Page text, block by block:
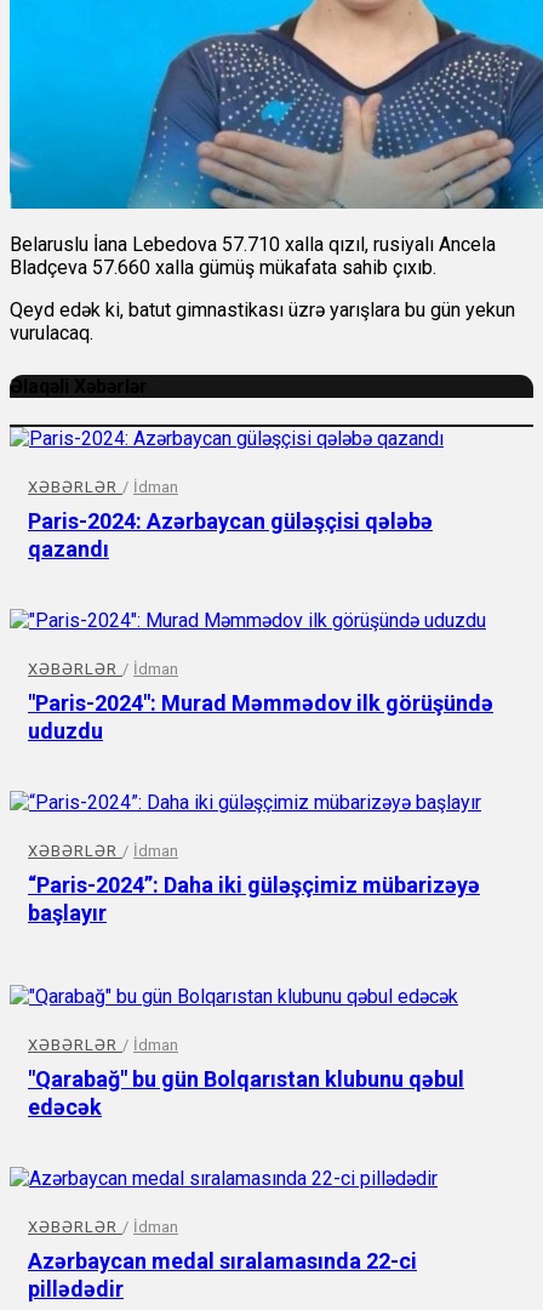
Belaruslu İana Lebedova 57.710 xalla qızıl, rusiyalı Ancela
Bladçeva 57.660 xalla gümüş mükafata sahib çıxıb.
Qeyd edək ki, batut gimnastikası üzrə yarışlara bu gün yekun
vurulacaq.
Əlaqəli Xəbərlər
XƏBƏRLƏR / İdman
Paris-2024: Azərbaycan güləşçisi qələbə
qazandı
XƏBƏRLƏR / İdman
"Paris-2024": Murad Məmmədov ilk görüşündə
uduzdu
XƏBƏRLƏR / İdman
“Paris-2024”: Daha iki güləşçimiz mübarizəyə
başlayır
XƏBƏRLƏR / İdman
"Qarabağ" bu gün Bolqarıstan klubunu qəbul
edəcək
XƏBƏRLƏR / İdman
Azərbaycan medal sıralamasında 22-ci
pillədədir